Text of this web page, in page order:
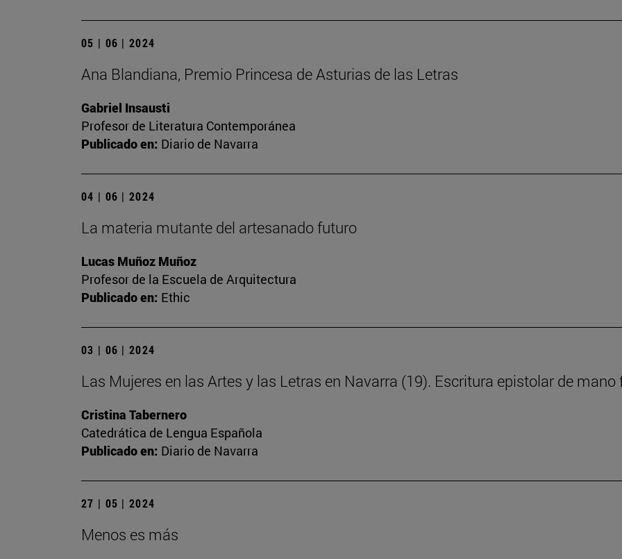
05 | 06 | 2024
Ana Blandiana, Premio Princesa de Asturias de las Letras
Gabriel Insausti
Profesor de Literatura Contemporánea
Publicado en: Diario de Navarra
04 | 06 | 2024
La materia mutante del artesanado futuro
Lucas Muñoz Muñoz
Profesor de la Escuela de Arquitectura
Publicado en: Ethic
03 | 06 | 2024
Las Mujeres en las Artes y las Letras en Navarra (19). Escritura epistolar de mano
Cristina Tabernero
Catedrática de Lengua Española
Publicado en: Diario de Navarra
27 | 05 | 2024
Menos es más